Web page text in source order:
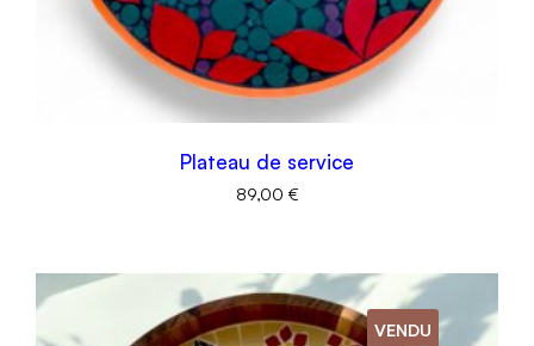
Plateau de service
89,00 €
VENDU